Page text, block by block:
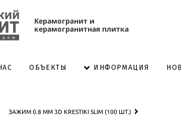
Керамогранит и
керамогранитная плитка
ОБЪЕКТЫ ИНФОРМАЦИЯ
ЗАЖИМ 0.8 ММ 3D KRESTIKI SLIM (100 ШТ.)